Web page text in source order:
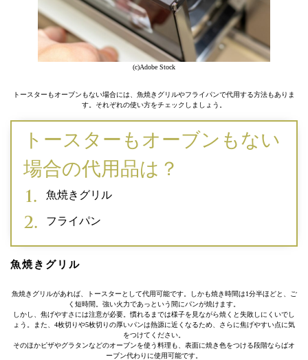
(c)Adobe Stock
トースターもオーブンもない場合には、魚焼きグリルやフライパンで代用する方法もありま
す。それぞれの使い方をチェックしましょう。
トースターもオーブンもない
場合の代用品は？
魚焼きグリル
フライパン
魚焼きグリル
魚焼きグリルがあれば、トースターとして代用可能です。しかも焼き時間は1分半ほどと、ご
く短時間。強い火力であっという間にパンが焼けます。
しかし、焦げやすさには注意が必要。慣れるまでは様子を見ながら焼くと失敗しにくいでし
ょう。また、4枚切りや5枚切りの厚いパンは熱源に近くなるため、さらに焦げやすい点に気
をつけてください。
そのほかピザやグラタンなどのオーブンを使う料理も、表面に焼き色をつける段階ならばオ
ーブン代わりに使用可能です。